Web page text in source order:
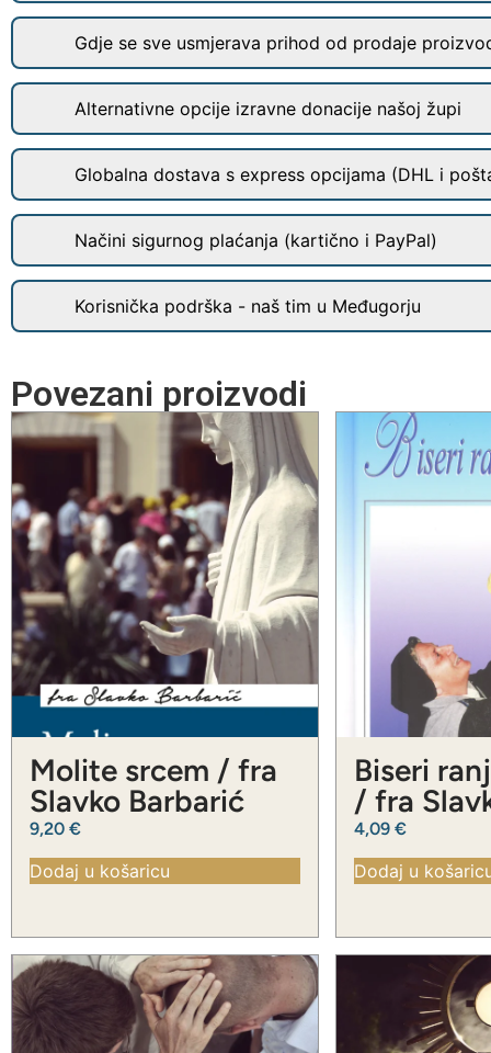
Gdje se sve usmjerava prihod od prodaje
Alternativne opcije izravne donacije našoj župi
Globalna dostava s express opcijama (DHL i
Načini sigurnog plaćanja (kartično i PayPal)
Korisnička podrška - naš tim u Međugorju
Povezani proizvodi
Molite srcem / fra
Slavko Barbarić
9,20 €
Dodaj u košaricu
Biseri
/ fra
Barbarić
4,09 €
Dodaj u